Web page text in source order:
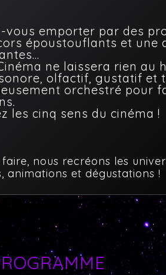
vous emporter par des
époustouflants et une
ne laissera rien au
olfactif, gustatif et
orchestré pour
les cinq sens du cinéma !
nous recréons les
animations et dégustations !